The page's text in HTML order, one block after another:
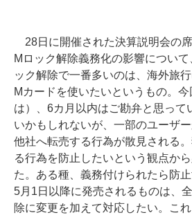
28日に開催された決算説明会の
Mロック解除義務化の影響につい
ック解除で一番多いのは、海外旅
Mカードを使いたいというもの。
は）、6カ月以内はご勘弁と思って
いかもしれないが、一部のユーザ
他社へ転売する行為が散見される
る行為を防止したいという観点か
た。ある種、義務付けられたら防止
5月1日以降に発売されるものは、
除に変更を加えて対応したい。こ